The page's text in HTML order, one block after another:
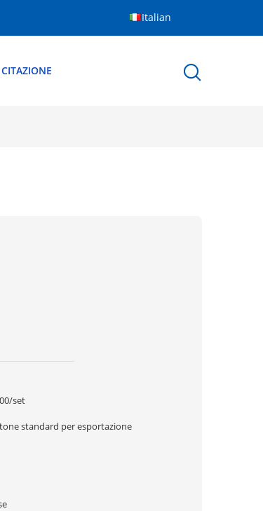
Italian
set
standard per esportazione